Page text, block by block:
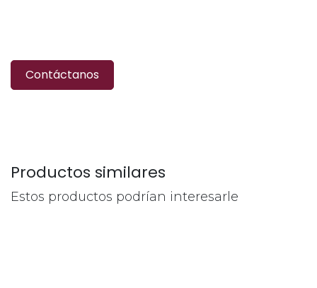
Contáctanos
Productos similares
Estos productos podrían interesarle